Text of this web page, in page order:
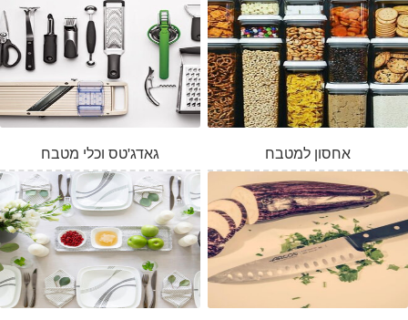
גאדג'טס וכלי מטבח אחסון למטבח